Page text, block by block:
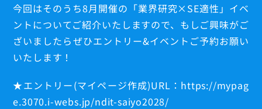
今回はそのうち8月開催の「業界研究×SE適性」イベ
ントについてご紹介いたしますので、もしご興味がご
ざいましたらぜひエントリー&イベントご予約お願い
いたします！
★エントリー(マイページ作成)URL：https://mypag
e.3070.i-webs.jp/ndit-saiyo2028/